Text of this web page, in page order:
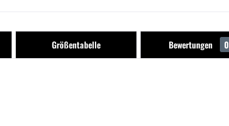
Größentabelle Bewertungen 0